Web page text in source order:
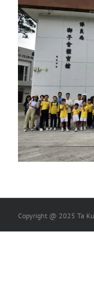
Copyright @ 2025 Ta